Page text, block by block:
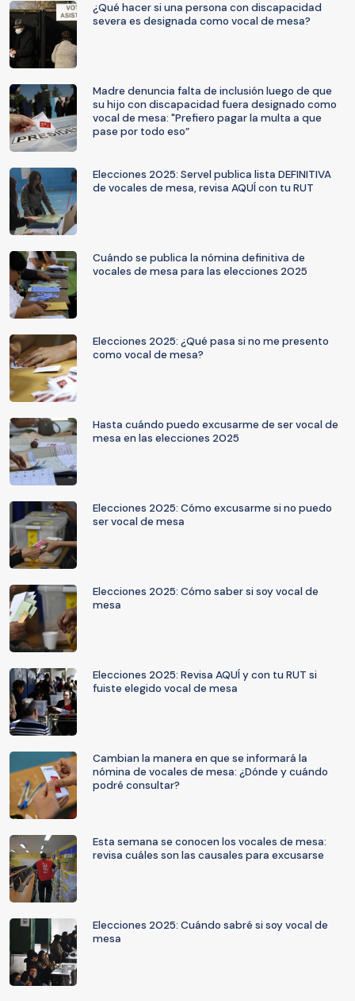
¿Qué hacer si una persona con discapacidad
severa es designada como vocal de mesa?
Madre denuncia falta de inclusión luego de que
su hijo con discapacidad fuera designado como
vocal de mesa: "Prefiero pagar la multa a que
pase por todo eso”
Elecciones 2025: Servel publica lista DEFINITIVA
de vocales de mesa, revisa AQUÍ con tu RUT
Cuándo se publica la nómina definitiva de
vocales de mesa para las elecciones 2025
Elecciones 2025: ¿Qué pasa si no me presento
como vocal de mesa?
Hasta cuándo puedo excusarme de ser vocal de
mesa en las elecciones 2025
Elecciones 2025: Cómo excusarme si no puedo
ser vocal de mesa
Elecciones 2025: Cómo saber si soy vocal de
mesa
Elecciones 2025: Revisa AQUÍ y con tu RUT si
fuiste elegido vocal de mesa
Cambian la manera en que se informará la
nómina de vocales de mesa: ¿Dónde y cuándo
podré consultar?
Esta semana se conocen los vocales de mesa:
revisa cuáles son las causales para excusarse
Elecciones 2025: Cuándo sabré si soy vocal de
mesa